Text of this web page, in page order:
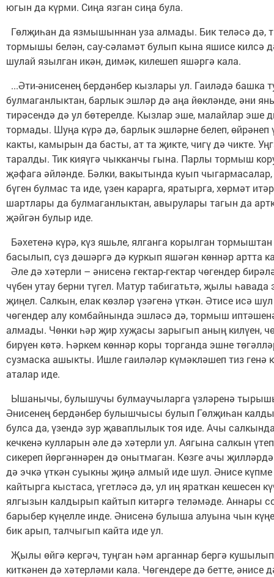
югын да күрми. Сиңа язган сиңа була.
Гөлҗиһан да язмышыннан уза алмады. Бик теләсә дә,
тормышы белән, сау-сәламәт булып кына яшисе килсә
шулай язылган икән, димәк, килешеп яшәргә кала.
...Әти-әнисенең бердәнбер кызлары ул. Гаиләдә башка
булмаганлыктан, барлык эшләр дә аңа йөкләнде, әни
тирәсендә дә ул бөтерелде. Кызлар эше, малайлар эше
тормады. Шуңа күрә дә, барлык эшләрне белеп, өйрәнеп
какты, камырын да басты, ат та җикте, чигү дә чикте.
таралды. Тик кияүгә чыкканчы гына. Парлы тормыш
җәфага әйләнде. Бәлки, вакытында куып чыгармасалар,
бүген булмас та иде, үзен карарга, яратырга, хөрмәт
шартлары да булмаганлыктан, авырулары тагын да
җәйгән булыр иде.
Бәхетенә күрә, күз яшьле, ялганга корылган
басылып, сүз дәшәргә дә куркып яшәгән көннәр артта
Әле дә хәтерли – әнисенә гектар-гектар чөгендер
чүбен утау берни түгел. Матур табигатьтә, җылы һавада
җиңел. Салкын, елак көзләр үзәгенә үткән. Әтисе исә
чөгендер алу комбайнында эшләсә дә, тормыш
алмады. Чөнки һәр җир хуҗасы зарыгып аның килүен,
бирүен көтә. Һәркем көннәр коры торганда эшне
сузмаска ашыкты. Ишле гаиләләр күмәкләшеп тиз генә
аталар иде.
Ышанычы, булышучы булмаучыларга үзләренә
Әнисенең бердәнбер булышчысы булып Гөлҗиһан калды
булса да, үзендә зур җаваплылык тоя иде. Ачы
кечкенә кулларын әле дә хәтерли ул. Аягына салкын
сикереп йөргәннәрен дә онытмаган. Көзге ачы
дә эчкә үткән суыкны җиңә алмый иде шул. Әнисе күпме
кайтырга кыстаса, үгетләсә дә, ул иң яраткан кешесен
ялгызын калдырып кайтып китәргә теләмәде. Аннары
барыбер күңелле инде. Әнисенә булыша алуына чын
бик арып, талчыгып кайта иде ул.
Җылы өйгә кергәч, туңган һәм арганнар бергә
киткәнен дә хәтерләми кала. Чөгендере дә бетте, әнисе